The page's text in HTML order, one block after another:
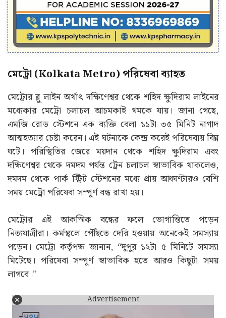
মেট্রো (Kolkata Metro) পরিষেবা ব্যাহত
মেট্রোর ব্লু লাইন অর্থাৎ দক্ষিণেশ্বর থেকে শহিদ ক্ষুদিরাম লাইনের
মধ্যেকার মেট্রো চলাচল আচমকাই থমকে যায়। জানা গেছে,
এমজি রোড স্টেশনে এক ব্যক্তি বেলা ১১টা ৩৫ মিনিট নাগাদ
আত্মহত্যার চেষ্টা করেন। এই ঘটনাকে কেন্দ্র করেই পরিষেবায় বিঘ্ন
ঘটে। পরিস্থিতির জেরে ময়দান থেকে শহিদ ক্ষুদিরাম এবং
দক্ষিণেশ্বর থেকে দমদম পর্যন্ত ট্রেন চলাচল স্বাভাবিক থাকলেও,
দমদম থেকে পার্ক স্ট্রিট স্টেশনের মধ্যে প্রায় আধঘণ্টারও বেশি
সময় মেট্রো পরিষেবা সম্পূর্ণ বন্ধ রাখা হয়।
মেট্রোর এই আকস্মিক বন্ধের ফলে ভোগান্তিতে পড়েন
নিত্যযাত্রীরা। কর্মস্থলে পৌঁছতে দেরি হওয়ায় অনেকেই সমস্যায়
পড়েন। মেট্রো কর্তৃপক্ষ জানান, “দুপুর ১২টা ৫ মিনিটে সমস্যা
মিটেছে। পরিষেবা সম্পূর্ণ স্বাভাবিক হতে আরও কিছুটা সময়
লাগবে।”
Advertisement